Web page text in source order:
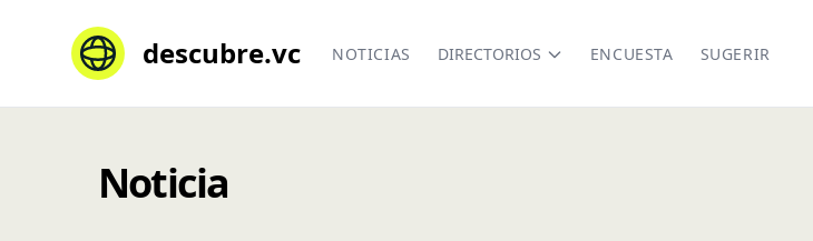
descubre.vc NOTICIAS DIRECTORIOS ENCUESTA SUGERIR
Noticia